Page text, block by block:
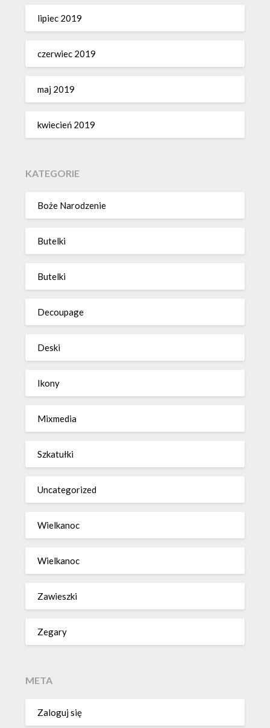
lipiec 2019
czerwiec 2019
maj 2019
kwiecień 2019
KATEGORIE
Boże Narodzenie
Butelki
Butelki
Decoupage
Deski
Ikony
Mixmedia
Szkatułki
Uncategorized
Wielkanoc
Wielkanoc
Zawieszki
Zegary
META
Zaloguj się